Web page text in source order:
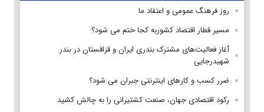
روز فرهنگ عمومی و اعتقاد ما
مسیر قطار اقتصاد کشوربه کجا ختم می شود؟
آغاز فعالیت‌های مشترک بندری ایران و قزاقستان در بندر
شهیدرجایی
ضرر کسب و کارهای اینترنتی جبران می شود؟
رکود اقتصادی جهان، صنعت کشتیرانی را به چالش کشید